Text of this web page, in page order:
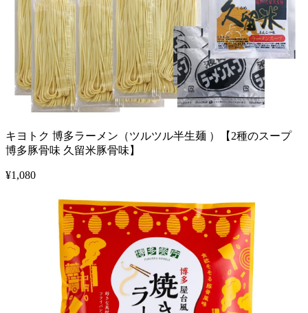
キヨトク 博多ラーメン（ツルツル半生麺 ）【2種のスープ
博多豚骨味 久留米豚骨味】
¥1,080